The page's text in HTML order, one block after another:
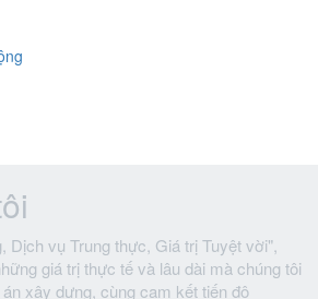
Dịch vụ Trung thực, Giá trị Tuyệt vời",
giá trị thực tế và lâu dài mà chúng tôi
xây dựng, cùng cam kết tiến độ